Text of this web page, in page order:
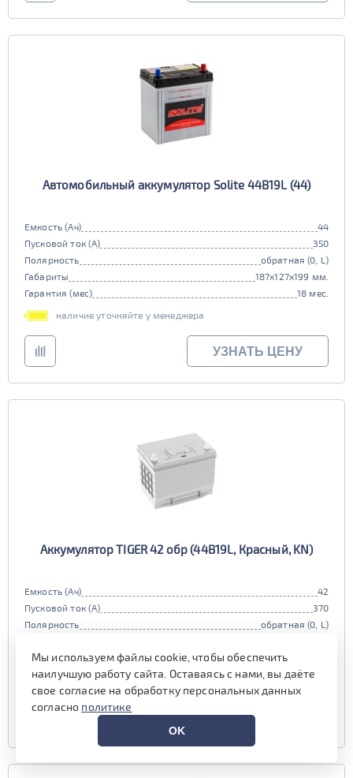
Автомобильный аккумулятор Solite 44B19L (44)
Емкость (Ач)
44
Пусковой ток (А)
350
Полярность
обратная (0, L)
Габариты
187x127x199 мм.
Гарантия (мес)
18 мес.
наличие уточняйте у менеджера
УЗНАТЬ ЦЕНУ
Аккумулятор TIGER 42 обр (44B19L, Красный, KN)
Емкость (Ач)
42
Пусковой ток (А)
370
Полярность
обратная (0, L)
Гарантия (мес)
наличие уточняйте у менеджера
УЗНАТЬ ЦЕНУ
Мы используем файлы cookie, чтобы обеспечить
наилучшую работу сайта. Оставаясь с нами, вы даёте
свое согласие на обработку персональных данных
согласно политике
OK